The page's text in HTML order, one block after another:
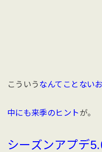
こういう なんてことない
中にも来季のヒント が。
シーズンアプデ